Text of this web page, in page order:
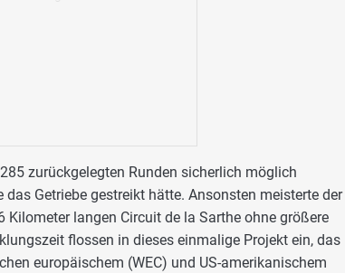
zurückgelegten Runden sicherlich möglich
Getriebe gestreikt hätte. Ansonsten meisterte der
Kilometer langen Circuit de la Sarthe ohne größere
flossen in dieses einmalige Projekt ein, das
europäischem (WEC) und US-amerikanischem